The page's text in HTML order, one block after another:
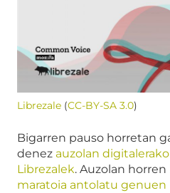
Librezale (CC-BY-SA 3.0)
Bigarren pauso horretan
denez auzolan
Librezalek. Auzolan
maratoia antolatu genuen